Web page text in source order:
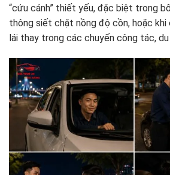
“cứu cánh” thiết yếu, đặc biệt trong
thông siết chặt nồng độ cồn, hoặc
lái thay trong các chuyến công tác,